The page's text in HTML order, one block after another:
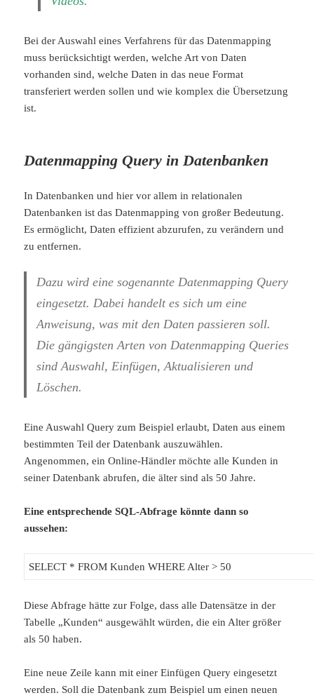
Bei der Auswahl eines Verfahrens für das Datenmapping
muss berücksichtigt werden, welche Art von Daten
vorhanden sind, welche Daten in das neue Format
transferiert werden sollen und wie komplex die Übersetzung
ist.
Datenmapping Query in Datenbanken
In Datenbanken und hier vor allem in relationalen
Datenbanken ist das Datenmapping von großer Bedeutung.
Es ermöglicht, Daten effizient abzurufen, zu verändern und
zu entfernen.
Dazu wird eine sogenannte Datenmapping Query
eingesetzt. Dabei handelt es sich um eine
Anweisung, was mit den Daten passieren soll.
Die gängigsten Arten von Datenmapping Queries
sind Auswahl, Einfügen, Aktualisieren und
Löschen.
Eine Auswahl Query zum Beispiel erlaubt, Daten aus einem
bestimmten Teil der Datenbank auszuwählen.
Angenommen, ein Online-Händler möchte alle Kunden in
seiner Datenbank abrufen, die älter sind als 50 Jahre.
Eine entsprechende SQL-Abfrage könnte dann so
aussehen:
SELECT * FROM Kunden WHERE Alter > 50
Diese Abfrage hätte zur Folge, dass alle Datensätze in der
Tabelle „Kunden“ ausgewählt würden, die ein Alter größer
als 50 haben.
Eine neue Zeile kann mit einer Einfügen Query eingesetzt
werden. Soll die Datenbank zum Beispiel um einen neuen